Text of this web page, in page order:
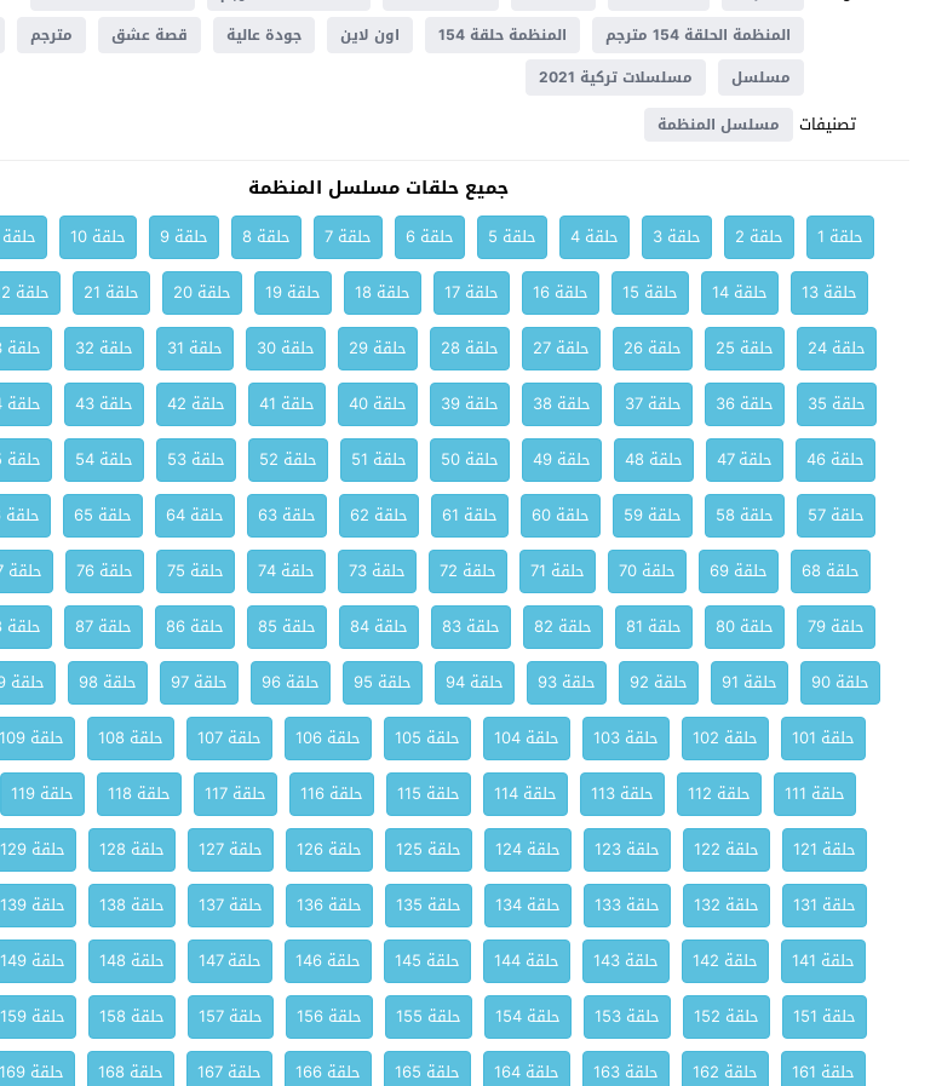
المنظمة الحلقة 154 مترجم
المنظمة حلقة 154 اون لاين جودة عالية قصة عشق مترجم
مسلسل
مسلسلات تركية 2021
تصنيفات مسلسل المنظمة
جميع حلقات مسلسل المنظمة
حلقة 1 حلقة 2 حلقة 3 حلقة 4 حلقة 5 حلقة 6 حلقة 7 حلقة 8 حلقة 9 حلقة 10 حلقة 11
حلقة 13
حلقة 14 حلقة 15 حلقة 16 حلقة 17 حلقة 18 حلقة 19 حلقة 20 حلقة 21 حلقة 22
حلقة 24
حلقة 25 حلقة 26 حلقة 27 حلقة 28 حلقة 29 حلقة 30 حلقة 31 حلقة 32 حلقة 33
حلقة 35
حلقة 36 حلقة 37 حلقة 38 حلقة 39 حلقة 40 حلقة 41 حلقة 42 حلقة 43 حلقة 44
حلقة 46
حلقة 47 حلقة 48 حلقة 49 حلقة 50 حلقة 51 حلقة 52 حلقة 53 حلقة 54 حلقة 55
حلقة 57
حلقة 58 حلقة 59 حلقة 60 حلقة 61 حلقة 62 حلقة 63 حلقة 64 حلقة 65 حلقة 66
حلقة 68
حلقة 69 حلقة 70 حلقة 71 حلقة 72 حلقة 73 حلقة 74 حلقة 75 حلقة 76 حلقة 77
حلقة 79
حلقة 80 حلقة 81 حلقة 82 حلقة 83 حلقة 84 حلقة 85 حلقة 86 حلقة 87 حلقة 88
حلقة 90
حلقة 91 حلقة 92 حلقة 93 حلقة 94 حلقة 95 حلقة 96 حلقة 97 حلقة 98 حلقة 99
حلقة 101
حلقة 102 حلقة 103 حلقة 104 حلقة 105 حلقة 106 حلقة 107 حلقة 108 حلقة 109
حلقة 111
حلقة 112 حلقة 113 حلقة 114 حلقة 115 حلقة 116 حلقة 117 حلقة 118 حلقة 119
حلقة 121
حلقة 122 حلقة 123 حلقة 124 حلقة 125 حلقة 126 حلقة 127 حلقة 128 حلقة 129
حلقة 131
حلقة 132 حلقة 133 حلقة 134 حلقة 135 حلقة 136 حلقة 137 حلقة 138 حلقة 139
حلقة 141
حلقة 142 حلقة 143 حلقة 144 حلقة 145 حلقة 146 حلقة 147 حلقة 148 حلقة 149
حلقة 151
حلقة 152 حلقة 153 حلقة 154 حلقة 155 حلقة 156 حلقة 157 حلقة 158 حلقة 159
حلقة 161
حلقة 162 حلقة 163 حلقة 164 حلقة 165 حلقة 166 حلقة 167 حلقة 168 حلقة 169